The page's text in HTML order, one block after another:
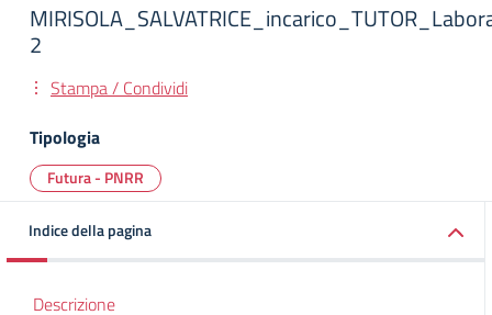
2
Stampa / Condividi
Tipologia
Futura - PNRR
Indice della pagina
Descrizione